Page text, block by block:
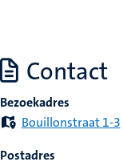
Contact
Bezoekadres
Bouillonstraat 1-3
Postadres